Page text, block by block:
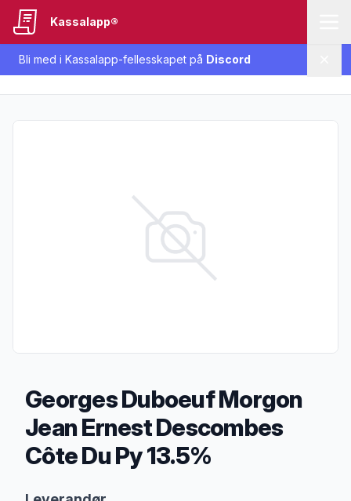
Bli med i Kassalapp-fellesskapet på Discord
Kassalapp®
Georges Duboeuf Morgon
Jean Ernest Descombes
Côte Du Py 13.5%